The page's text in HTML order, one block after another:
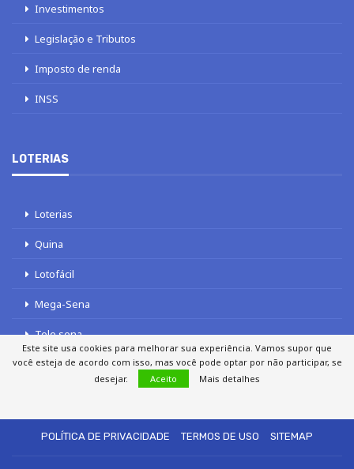
Investimentos
Legislação e Tributos
Imposto de renda
INSS
LOTERIAS
Loterias
Quina
Lotofácil
Mega-Sena
Tele sena
POLÍTICA DE PRIVACIDADE
TERMOS DE USO SITEMAP
Este site usa cookies para melhorar sua experiência. Vamos supor que
você esteja de acordo com isso, mas você pode optar por não participar, se
desejar.
Aceito Mais detalhes